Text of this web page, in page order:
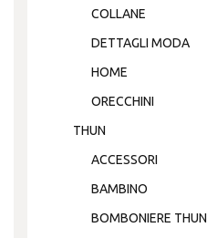
COLLANE
DETTAGLI MODA
HOME
ORECCHINI
THUN
ACCESSORI
BAMBINO
BOMBONIERE THUN